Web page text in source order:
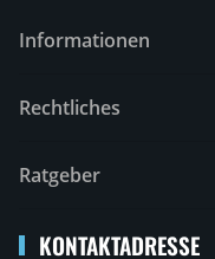
Informationen
Rechtliches
Ratgeber
KONTAKTADRESSE